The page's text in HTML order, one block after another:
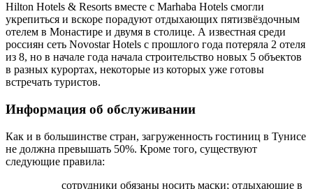
Hilton Hotels & Resorts вместе с Marhaba Hotels смогли
укрепиться и вскоре порадуют отдыхающих пятизвёздочным
отелем в Монастире и двумя в столице. А известная среди
россиян сеть Novostar Hotels с прошлого года потеряла 2 отеля
из 8, но в начале года начала строительство новых 5 объектов
в разных курортах, некоторые из которых уже готовы
встречать туристов.
Информация об обслуживании
Как и в большинстве стран, загруженность гостиниц в Тунисе
не должна превышать 50%. Кроме того, существуют
следующие правила:
сотрудники обязаны носить маски; отдыхающие в